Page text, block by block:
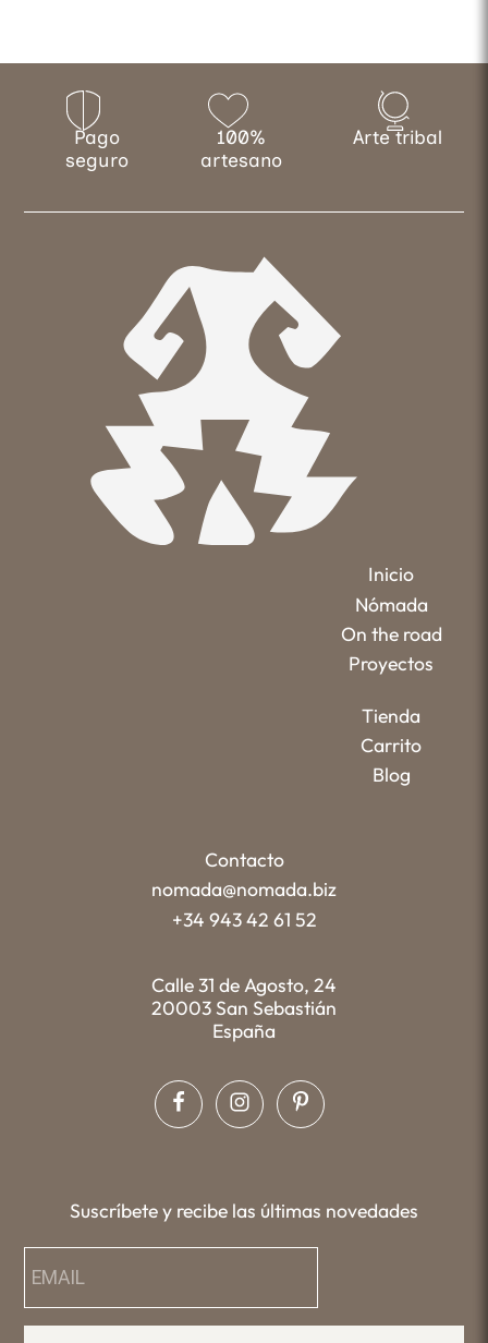
Pago
seguro
100%
artesano
Arte tribal
Inicio
Nómada
On the road
Proyectos
Tienda
Carrito
Blog
Contacto
nomada@nomada.biz
+34 943 42 61 52
Calle 31 de Agosto, 24
20003 San Sebastián
España
Suscríbete y recibe las últimas novedades